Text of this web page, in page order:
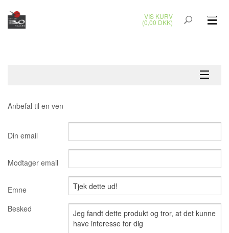
VIS KURV
(0,00 DKK)
UDENDØRS KUNST
Anbefal til en ven
Din email
Modtager email
Emne
Besked